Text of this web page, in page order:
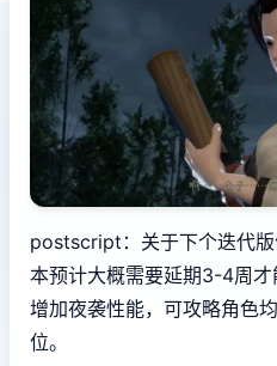
postscript：关于下个迭代
本预计大概需要延期3-4周
增加夜袭性能，可攻略角色
位。